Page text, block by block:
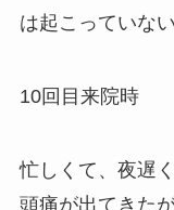
は起こっていない
10回目来院時
忙しくて、夜遅
頭痛が出てきた